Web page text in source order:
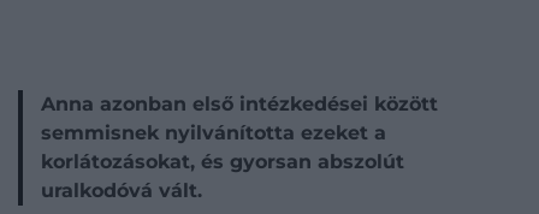
Anna azonban első intézkedései között
semmisnek nyilvánította ezeket a
korlátozásokat, és gyorsan abszolút
uralkodóvá vált.